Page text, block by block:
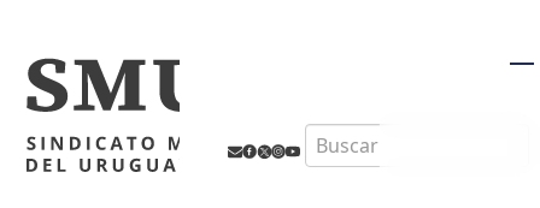
Search